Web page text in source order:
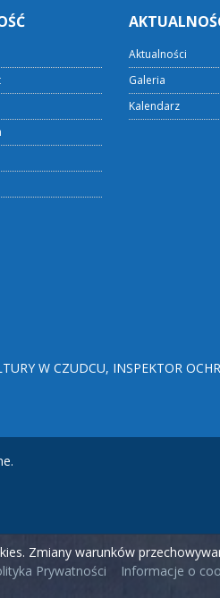
Aktualności
Galeria
Kalendarz
W CZUDCU, INSPEKTOR
Zmiany warunków
Prywatności
Informacje o